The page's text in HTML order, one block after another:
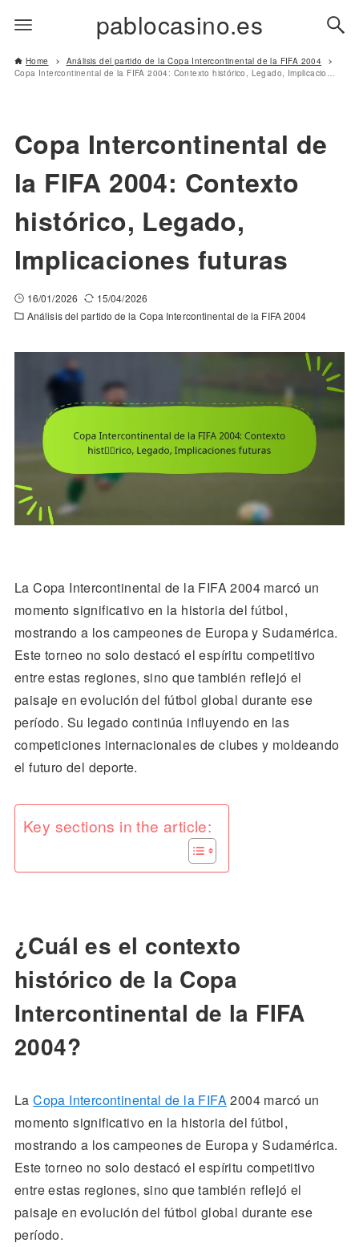
pablocasino.es
Home
Análisis del partido de la Copa Intercontinental de la FIFA 2004
Copa Intercontinental de la FIFA 2004: Contexto histórico, Legado, Implicaciones futuras
Copa Intercontinental de
la FIFA 2004: Contexto
histórico, Legado,
Implicaciones futuras
16/01/2026
15/04/2026
Análisis del partido de la Copa Intercontinental de la FIFA 2004
La Copa Intercontinental de la FIFA 2004 marcó un
momento significativo en la historia del fútbol,
mostrando a los campeones de Europa y Sudamérica.
Este torneo no solo destacó el espíritu competitivo
entre estas regiones, sino que también reflejó el
paisaje en evolución del fútbol global durante ese
período. Su legado continúa influyendo en las
competiciones internacionales de clubes y moldeando
el futuro del deporte.
Key sections in the article:
¿Cuál es el contexto
histórico de la Copa
Intercontinental de la FIFA
2004?
LaCopa Intercontinental de la FIFA2004 marcó un
momento significativo en la historia del fútbol,
mostrando a los campeones de Europa y Sudamérica.
Este torneo no solo destacó el espíritu competitivo
entre estas regiones, sino que también reflejó el
paisaje en evolución del fútbol global durante ese
período.